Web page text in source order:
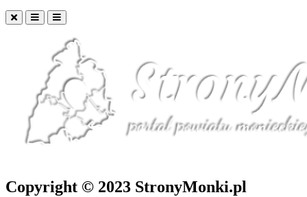
Copyright © 2023 StronyMonki.pl